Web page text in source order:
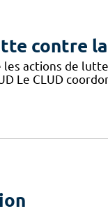
contre
les actions de
Le CLUD